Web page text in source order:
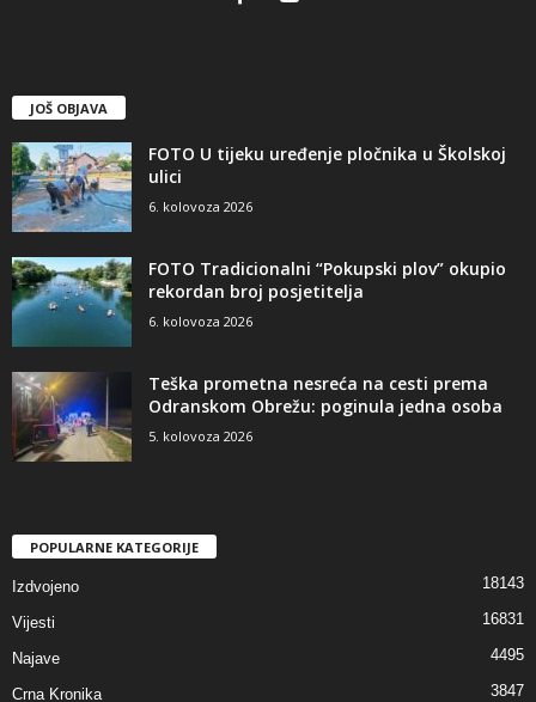
JOŠ OBJAVA
FOTO U tijeku uređenje pločnika u Školskoj
ulici
6. kolovoza 2026
FOTO Tradicionalni “Pokupski plov” okupio
rekordan broj posjetitelja
6. kolovoza 2026
Teška prometna nesreća na cesti prema
Odranskom Obrežu: poginula jedna osoba
5. kolovoza 2026
POPULARNE KATEGORIJE
Izdvojeno 18143
Vijesti 16831
Najave 4495
Crna Kronika 3847